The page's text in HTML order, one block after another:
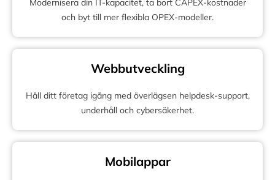
och byt till mer flexibla OPEX-modeller.
Webbutveckling
Håll ditt företag igång med överlägsen helpdesk-support,
underhåll och cybersäkerhet.
Mobilappar